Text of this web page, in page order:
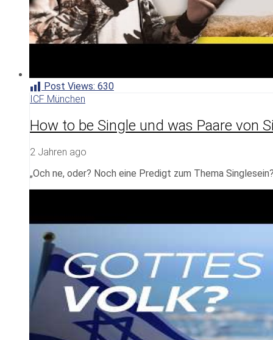
Post Views: 630
ICF München
How to be Single und was Paare von
2 Jahren ago
„Och ne, oder? Noch eine Predigt zum Thema